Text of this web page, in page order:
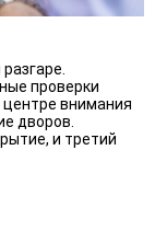
проверки
центре внимания
дворов.
и третий